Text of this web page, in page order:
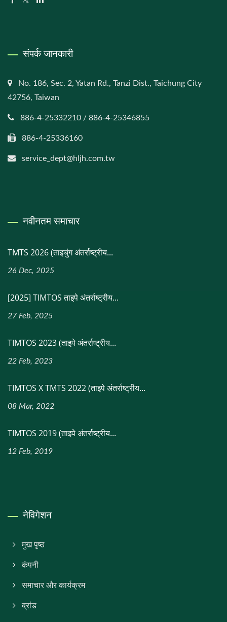
संपर्क जानकारी
No. 186, Sec. 2, Yatan Rd., Tanzi Dist., Taichung City
42756, Taiwan
886-4-25332210 / 886-4-25346855
886-4-25336160
service_dept@hljh.com.tw
नवीनतम समाचार
TMTS 2026 (ताइचुंग अंतर्राष्ट्रीय...
26 Dec, 2025
[2025] TIMTOS ताइपे अंतर्राष्ट्रीय...
27 Feb, 2025
TIMTOS 2023 (ताइपे अंतर्राष्ट्रीय...
22 Feb, 2023
TIMTOS X TMTS 2022 (ताइपे अंतर्राष्ट्रीय...
08 Mar, 2022
TIMTOS 2019 (ताइपे अंतर्राष्ट्रीय...
12 Feb, 2019
नेविगेशन
मुख पृष्ठ
कंपनी
समाचार और कार्यक्रम
ब्रांड